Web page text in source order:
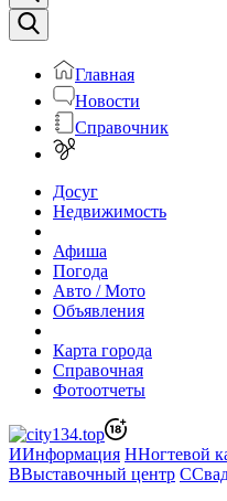
Главная
Новости
Справочник
Досуг
Недвижимость
Афиша
Погода
Авто / Мото
Объявления
Карта города
Справочная
Фотоотчеты
ИИнформация ННогтевой
ВВыставочный центр С